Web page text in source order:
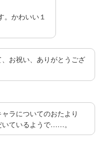
。かわいい１
お祝い、ありがとうござ
ラについてのおたより
いているようで……。